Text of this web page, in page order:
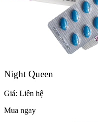
Night Queen
Giá: Liên hệ
Mua ngay